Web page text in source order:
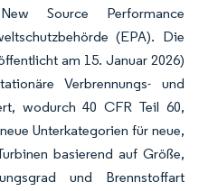
Source Performance
(EPA). Die
am 15. Januar 2026)
Verbrennungs- und
wodurch 40 CFR Teil 60,
Unterkategorien für neue,
basierend auf Größe,
und Brennstoffart